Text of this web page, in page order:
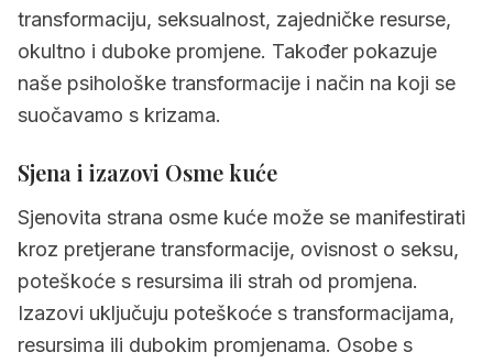
transformaciju, seksualnost, zajedničke resurse,
okultno i duboke promjene. Također pokazuje
naše psihološke transformacije i način na koji se
suočavamo s krizama.
Sjena i izazovi Osme kuće
Sjenovita strana osme kuće može se manifestirati
kroz pretjerane transformacije, ovisnost o seksu,
poteškoće s resursima ili strah od promjena.
Izazovi uključuju poteškoće s transformacijama,
resursima ili dubokim promjenama. Osobe s